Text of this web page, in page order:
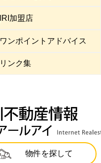
IRI加盟店
ワンポイントアドバイス
リンク集
物件を探して